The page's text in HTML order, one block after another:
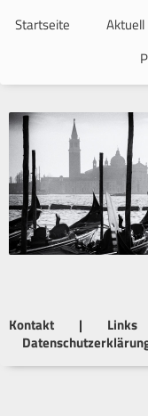
überspringen
Startseite Aktuell
Kontakt | Links